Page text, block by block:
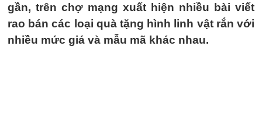
gần, trên chợ mạng xuất hiện nhiều bài viết
rao bán các loại quà tặng hình linh vật rắn với
nhiều mức giá và mẫu mã khác nhau.